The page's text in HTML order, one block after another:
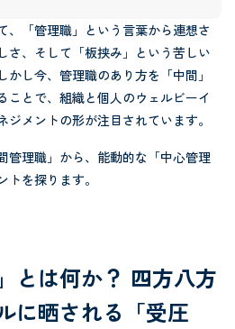
、「管理職」という言葉から連想さ
さ、そして「板挟み」という苦しい
し今、管理職のあり方を「中間」
ことで、組織と個人のウェルビーイ
メントの形が注目されています。
管理職」から、能動的な「中心管理
を探ります。
とは何か？ 四方八方
に晒される「受圧